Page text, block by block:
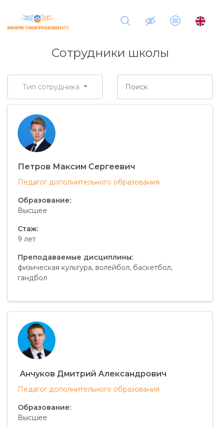
Сотрудники школы
Тип сотрудника
Петров Максим Сергеевич
Педагог дополнительного образования
Образование:
Высшее
Стаж:
9 лет
Преподаваемые дисциплины:
физическая культура, волейбол, баскетбол,
гандбол
Анчуков Дмитрий Александрович
Педагог дополнительного образования
Образование:
Высшее